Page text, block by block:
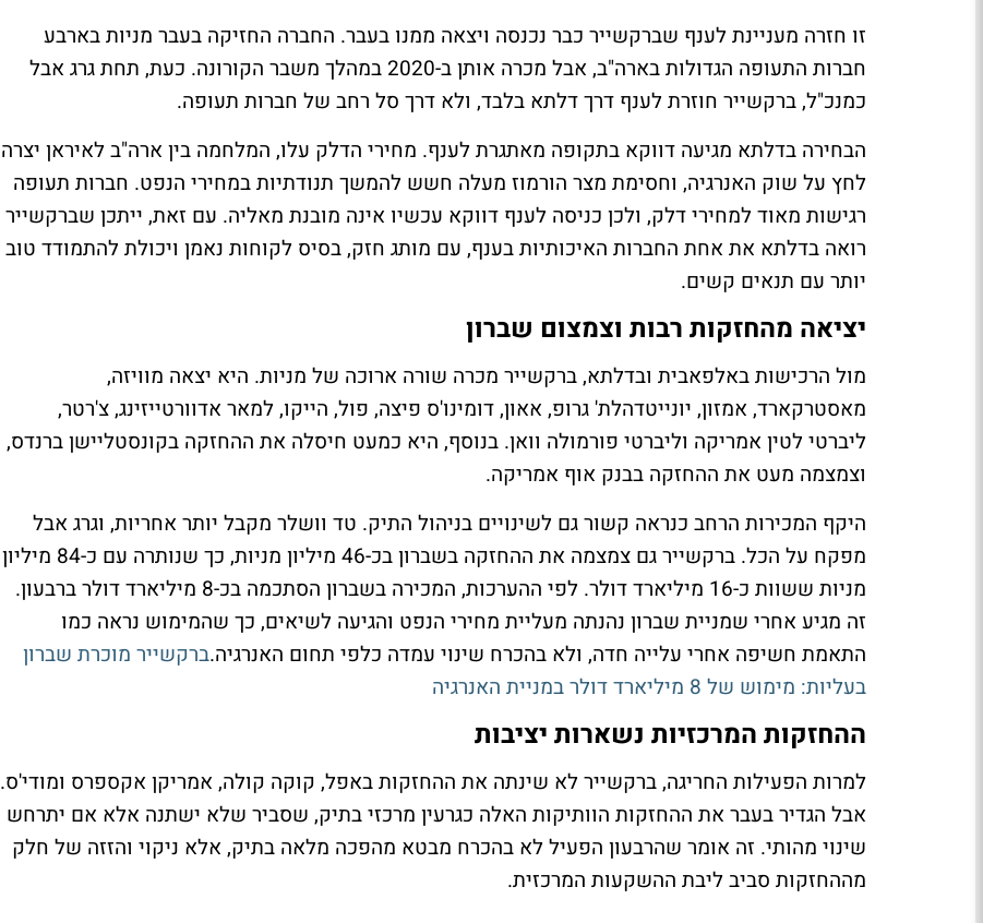
זו חזרה מעניינת לענף שברקשייר כבר נכנסה ויצאה ממנו בעבר. החברה החזיקה בעבר מניות בארבע
חברות התעופה הגדולות בארה"ב, אבל מכרה אותן ב-2020 במהלך משבר הקורונה. כעת, תחת גרג אבל
כמנכ"ל, ברקשייר חוזרת לענף דרך דלתא בלבד, ולא דרך סל רחב של חברות תעופה.
הבחירה בדלתא מגיעה דווקא בתקופה מאתגרת לענף. מחירי הדלק עלו, המלחמה בין ארה"ב לאיראן יצרה
לחץ על שוק האנרגיה, וחסימת מצר הורמוז מעלה חשש להמשך תנודתיות במחירי הנפט. חברות תעופה
רגישות מאוד למחירי דלק, ולכן כניסה לענף דווקא עכשיו אינה מובנת מאליה. עם זאת, ייתכן שברקשייר
רואה בדלתא את אחת החברות האיכותיות בענף, עם מותג חזק, בסיס לקוחות נאמן ויכולת להתמודד טוב
יותר עם תנאים קשים.
יציאה מהחזקות רבות וצמצום שברון
מול הרכישות באלפאבית ובדלתא, ברקשייר מכרה שורה ארוכה של מניות. היא יצאה מוויזה,
מאסטרקארד, אמזון, יונייטדהלת' גרופ, אאון, דומינו'ס פיצה, פול, הייקו, למאר אדוורטייזינג, צ'רטר,
ליברטי לטין אמריקה וליברטי פורמולה וואן. בנוסף, היא כמעט חיסלה את ההחזקה בקונסטליישן ברנדס,
וצמצמה מעט את ההחזקה בבנק אוף אמריקה.
היקף המכירות הרחב כנראה קשור גם לשינויים בניהול התיק. טד וושלר מקבל יותר אחריות, וגרג אבל
מפקח על הכל. ברקשייר גם צמצמה את ההחזקה בשברון בכ-46 מיליון מניות, כך שנותרה עם כ-84 מיליון
מניות ששוות כ-16 מיליארד דולר. לפי ההערכות, המכירה בשברון הסתכמה בכ-8 מיליארד דולר ברבעון.
זה מגיע אחרי שמניית שברון נהנתה מעליית מחירי הנפט והגיעה לשיאים, כך שהמימוש נראה כמו
התאמת חשיפה אחרי עלייה חדה, ולא בהכרח שינוי עמדה כלפי תחום האנרגיה.ברקשייר מוכרת שברון
בעליות: מימוש של 8 מיליארד דולר במניית האנרגיה
ההחזקות המרכזיות נשארות יציבות
למרות הפעילות החריגה, ברקשייר לא שינתה את ההחזקות באפל, קוקה קולה, אמריקן אקספרס ומודי'ס.
אבל הגדיר בעבר את ההחזקות הוותיקות האלה כגרעין מרכזי בתיק, שסביר שלא ישתנה אלא אם יתרחש
שינוי מהותי. זה אומר שהרבעון הפעיל לא בהכרח מבטא מהפכה מלאה בתיק, אלא ניקוי והזזה של חלק
מההחזקות סביב ליבת ההשקעות המרכזית.